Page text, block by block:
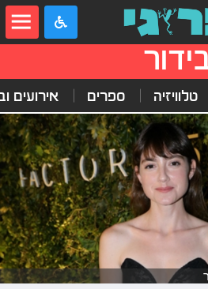
טלוויזיה ספרים אירועים